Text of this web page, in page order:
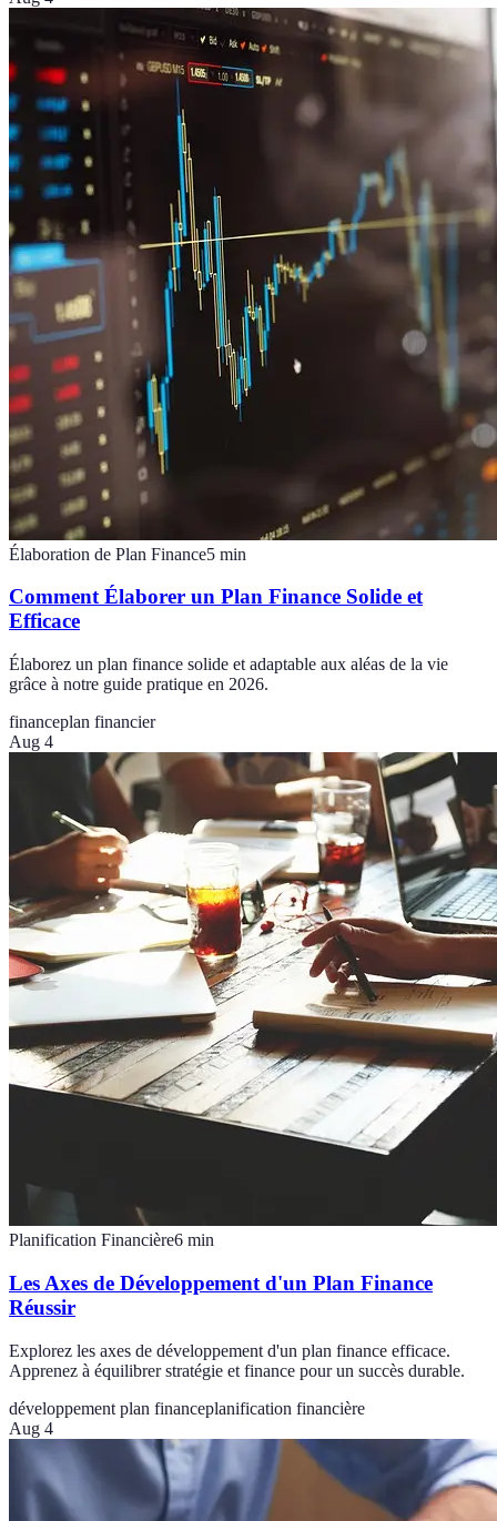
Élaboration de Plan Finance5 min
Comment Élaborer un Plan Finance Solide et
Efficace
Élaborez un plan finance solide et adaptable aux aléas de la vie
grâce à notre guide pratique en 2026.
financeplan financier
Aug 4
Planification Financière6 min
Les Axes de Développement d'un Plan Finance
Réussir
Explorez les axes de développement d'un plan finance efficace.
Apprenez à équilibrer stratégie et finance pour un succès durable.
développement plan financeplanification financière
Aug 4